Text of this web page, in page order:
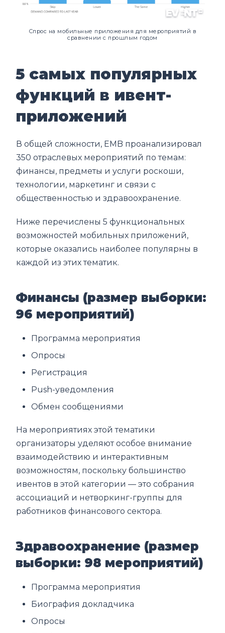
Спрос на мобильные приложения для мероприятий в
сравнении с прошлым годом
5 самых популярных
функций в ивент-
приложений
В общей сложности, EMB проанализировал
350 отраслевых мероприятий по темам:
финансы, предметы и услуги роскоши,
технологии, маркетинг и связи с
общественностью и здравоохранение.
Ниже перечислены 5 функциональных
возможностей мобильных приложений,
которые оказались наиболее популярны в
каждой из этих тематик.
Финансы (размер выборки:
96 мероприятий)
Программа мероприятия
Опросы
Регистрация
Push-уведомления
Обмен сообщениями
На мероприятиях этой тематики
организаторы уделяют особое внимание
взаимодействию и интерактивным
возможностям, поскольку большинство
ивентов в этой категории — это собрания
ассоциаций и нетворкинг-группы для
работников финансового сектора.
Здравоохранение (размер
выборки: 98 мероприятий)
Программа мероприятия
Биография докладчика
Опросы